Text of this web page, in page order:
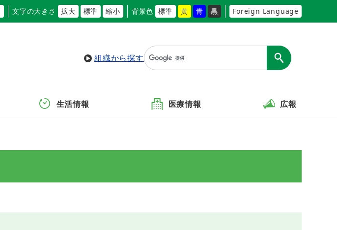
文字の大きさ 拡大 標準 縮小 背景色 標準 黄 青 黒 Foreign Language
組織から探す
生活情報 医療情報 広報